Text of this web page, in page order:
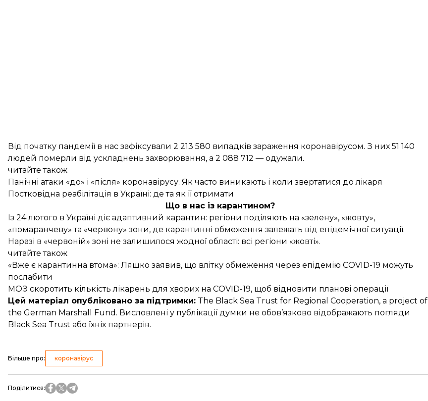
Від початку пандемії в нас зафіксували 2 213 580 випадків зараження коронавірусом. З них 51 140
людей померли від ускладнень захворювання, а 2 088 712 — одужали.
читайте також
Панічні атаки «до» і «після» коронавірусу. Як часто виникають і коли звертатися до лікаря
Постковідна реабілітація в Україні: де та як її отримати
Що в нас із карантином?
Із 24 лютого в Україні діє адаптивний карантин: регіони поділяють на «зелену», «жовту»,
«помаранчеву» та «червону» зони, де карантинні обмеження залежать від епідемічної ситуації.
Наразі в «червоній» зоні не залишилося жодної області: всі регіони «жовті».
читайте також
«Вже є карантинна втома»: Ляшко заявив, що влітку обмеження через епідемію COVID-19 можуть
послабити
МОЗ скоротить кількість лікарень для хворих на COVID-19, щоб відновити планові операції
Цей матеріал опубліковано за підтримки: The Black Sea Trust for Regional Cooperation, a project of
the German Marshall Fund. Висловлені у публікації думки не обов’язково відображають погляди
Black Sea Trust або їхніх партнерів.
Більше про: коронавірус
Поділитися: